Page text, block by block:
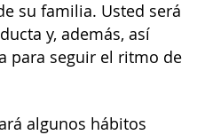
su familia. Usted será
y, además, así
para seguir el ritmo de
algunos hábitos